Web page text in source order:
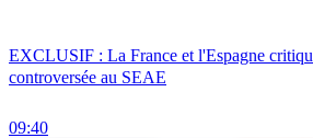
EXCLUSIF : La France et l'Espagne
controversée au SEAE
09:40